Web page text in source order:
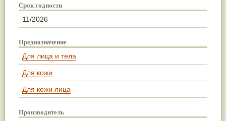
Срок годности
11/2026
Предназначение
Для лица и тела
Для кожи
Для кожи лица
Производитель